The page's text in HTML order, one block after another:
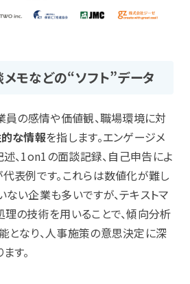
モなどの“ソフト”データ
員の感情や価値観、職場環境に対
な情報を指します。エンゲージメ
、1on1の面談記録、自己申告によ
表例です。これらは数値化が難し
い企業も多いですが、テキストマ
の技術を用いることで、傾向分析
となり、人事施策の意思決定に深
す。